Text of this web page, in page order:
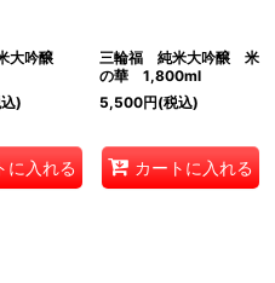
大吟醸
)
に入れる
三輪福 純米大吟醸 米
の華 1,800ml
5,500円(税込)
カートに入れる